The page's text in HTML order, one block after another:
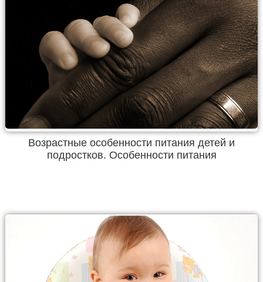
Возрастные особенности питания детей и
подростков. Особенности питания